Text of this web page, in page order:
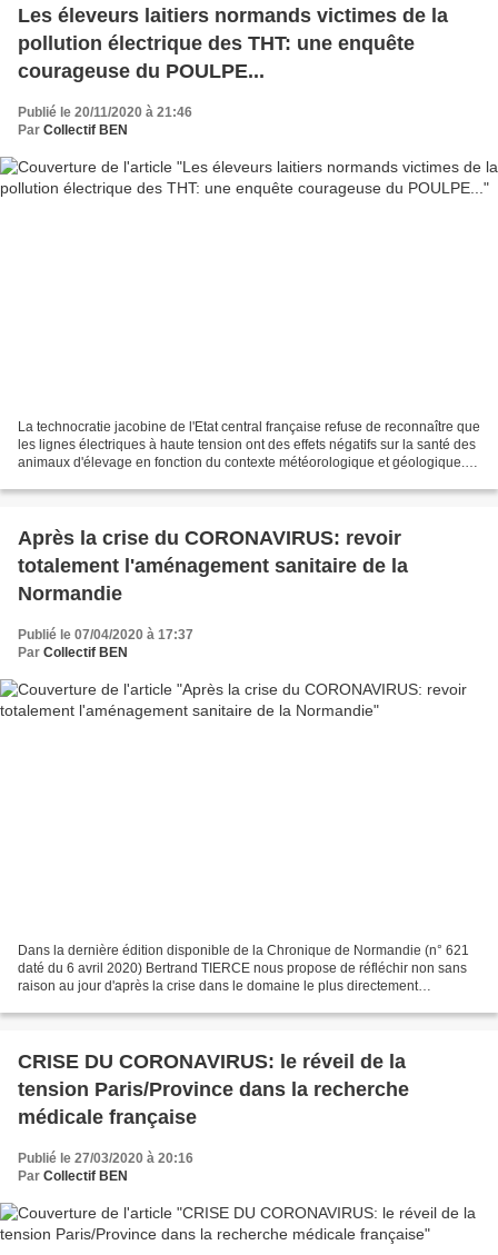
Les éleveurs laitiers normands victimes de la
pollution électrique des THT: une enquête
courageuse du POULPE...
Publié le 20/11/2020 à 21:46
Par Collectif BEN
La technocratie jacobine de l'Etat central française refuse de reconnaître que
les lignes électriques à haute tension ont des effets négatifs sur la santé des
animaux d'élevage en fonction du contexte météorologique et géologique.
Après la crise du CORONAVIRUS: revoir
totalement l'aménagement sanitaire de la
Normandie
Publié le 07/04/2020 à 17:37
Par Collectif BEN
Dans la dernière édition disponible de la Chronique de Normandie (n° 621
daté du 6 avril 2020) Bertrand TIERCE nous propose de réfléchir non sans
raison au jour d'après la crise dans le domaine le plus directement
CRISE DU CORONAVIRUS: le réveil de la
tension Paris/Province dans la recherche
médicale française
Publié le 27/03/2020 à 20:16
Par Collectif BEN